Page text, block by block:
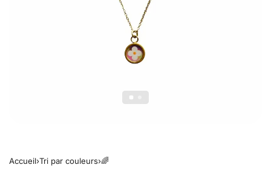
Accueil›Tri par couleurs›🌈